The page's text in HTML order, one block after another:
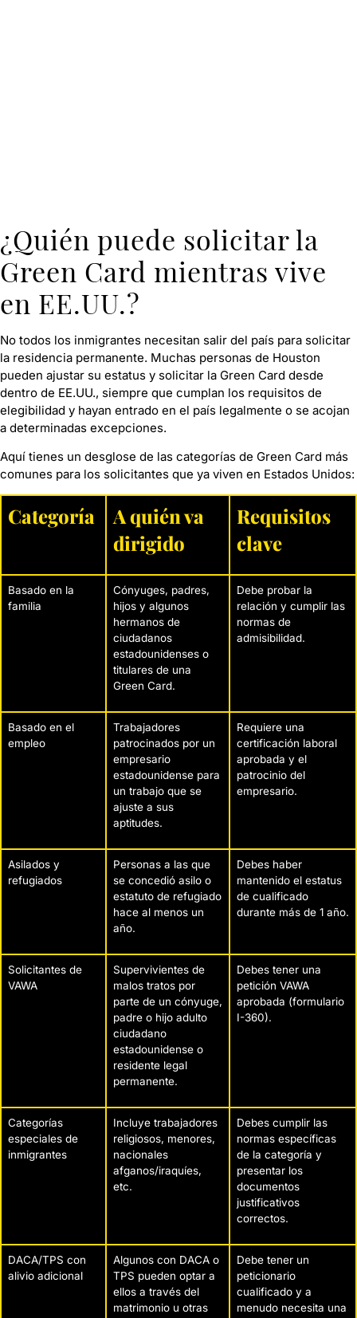
¿Quién puede solicitar la
Green Card mientras vive
en EE.UU.?
No todos los inmigrantes necesitan salir del país para solicitar
la residencia permanente. Muchas personas de Houston
pueden ajustar su estatus y solicitar la Green Card desde
dentro de EE.UU., siempre que cumplan los requisitos de
elegibilidad y hayan entrado en el país legalmente o se acojan
a determinadas excepciones.
Aquí tienes un desglose de las categorías de Green Card más
comunes para los solicitantes que ya viven en Estados Unidos:
Categoría
A quién va
dirigido
Requisitos
clave
Basado en la
familia
Cónyuges, padres,
hijos y algunos
hermanos de
ciudadanos
estadounidenses o
titulares de una
Green Card.
Debe probar la
relación y cumplir las
normas de
admisibilidad.
Basado en el
empleo
Trabajadores
patrocinados por un
empresario
estadounidense para
un trabajo que se
ajuste a sus
aptitudes.
Requiere una
certificación laboral
aprobada y el
patrocinio del
empresario.
Asilados y
refugiados
Personas a las que
se concedió asilo o
estatuto de refugiado
hace al menos un
año.
Debes haber
mantenido el estatus
de cualificado
durante más de 1 año.
Solicitantes de
VAWA
Supervivientes de
malos tratos por
parte de un cónyuge,
padre o hijo adulto
ciudadano
estadounidense o
residente legal
permanente.
Debes tener una
petición VAWA
aprobada (formulario
I-360).
Categorías
especiales de
inmigrantes
Incluye trabajadores
religiosos, menores,
nacionales
afganos/iraquíes,
etc.
Debes cumplir las
normas específicas
de la categoría y
presentar los
documentos
justificativos
correctos.
DACA/TPS con
alivio adicional
Algunos con DACA o
TPS pueden optar a
ellos a través del
matrimonio u otras
Debe tener un
peticionario
cualificado y a
menudo necesita una